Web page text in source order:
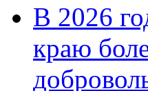
В 2026
краю